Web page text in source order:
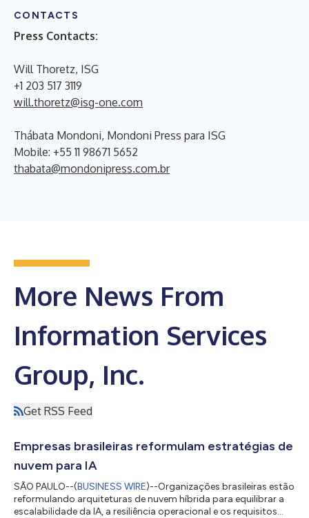
CONTACTS
Press Contacts:
Will Thoretz, ISG
+1 203 517 3119
will.thoretz@isg-one.com
Thábata Mondoni, Mondoni Press para ISG
Mobile: +55 11 98671 5652
thabata@mondonipress.com.br
More News From
Information Services
Group, Inc.
Get RSS Feed
Empresas brasileiras reformulam estratégias de
nuvem para IA
SÃO PAULO--(BUSINESS WIRE)--Organizações brasileiras estão
reformulando arquiteturas de nuvem híbrida para equilibrar a
escalabilidade da IA, a resiliência operacional e os requisitos